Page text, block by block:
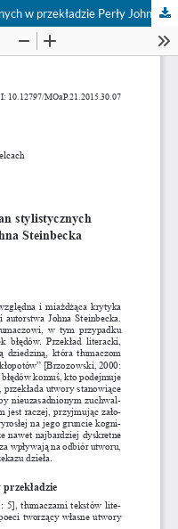
Analiza kognitywna zmian stylistycznych w przekładzie Perły Johna Steinbecka